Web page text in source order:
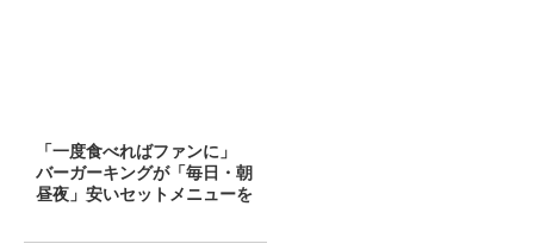
「一度食べればファンに」
バーガーキングが「毎日・朝
昼夜」安いセットメニューを